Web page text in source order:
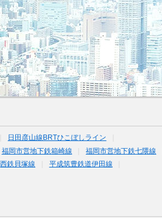
日田彦山線BRTひこぼしライン
福岡市営地下鉄箱崎線
福岡市営地下鉄七隈線
西鉄貝塚線
平成筑豊鉄道伊田線